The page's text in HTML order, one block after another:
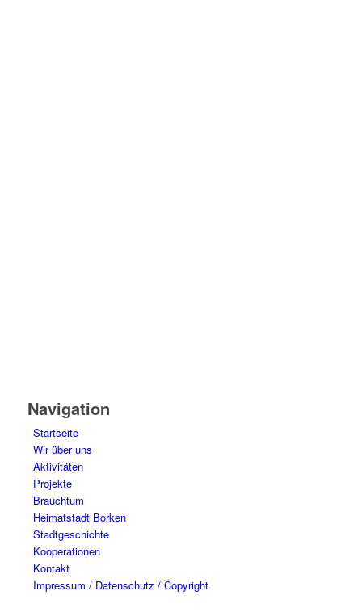
Navigation
Startseite
Wir über uns
Aktivitäten
Projekte
Brauchtum
Heimatstadt Borken
Stadtgeschichte
Kooperationen
Kontakt
Impressum / Datenschutz / Copyright